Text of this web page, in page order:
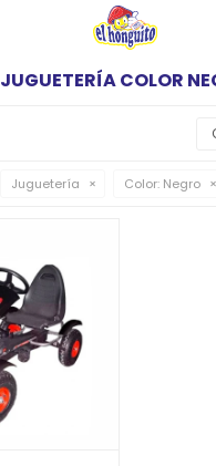
JUGUETERÍA COLOR
Juguetería Color: Negro